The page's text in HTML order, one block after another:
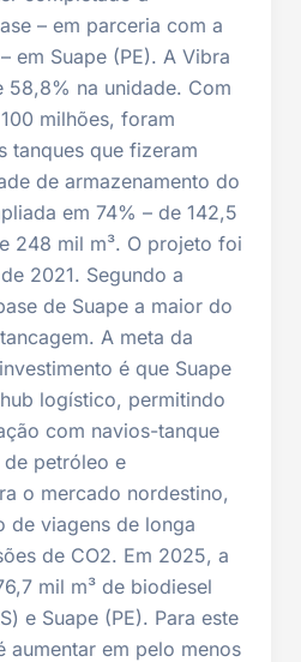
– em parceria com a
em Suape (PE). A Vibra
58,8% na unidade. Com
milhões, foram
tanques que fizeram
de armazenamento do
em 74% – de 142,5
248 mil m³. O projeto foi
2021. Segundo a
de Suape a maior do
A meta da
é que Suape
logístico, permitindo
com navios-tanque
petróleo e
o mercado nordestino,
de viagens de longa
de CO2. Em 2025, a
mil m³ de biodiesel
e Suape (PE). Para este
aumentar em pelo menos